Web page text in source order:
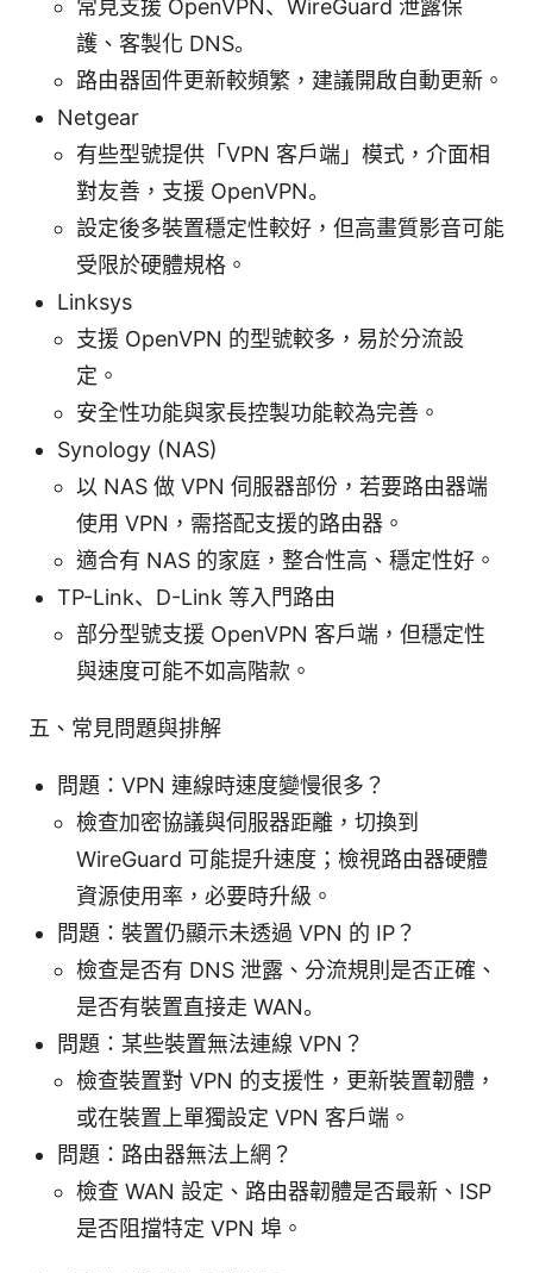
常見支援 OpenVPN、WireGuard 泄露保
護、客製化 DNS。
路由器固件更新較頻繁，建議開啟自動更新。
Netgear
有些型號提供「VPN 客戶端」模式，介面相
對友善，支援 OpenVPN。
設定後多裝置穩定性較好，但高畫質影音可能
受限於硬體規格。
Linksys
支援 OpenVPN 的型號較多，易於分流設
定。
安全性功能與家長控製功能較為完善。
Synology (NAS)
以 NAS 做 VPN 伺服器部份，若要路由器端
使用 VPN，需搭配支援的路由器。
適合有 NAS 的家庭，整合性高、穩定性好。
TP-Link、D-Link 等入門路由
部分型號支援 OpenVPN 客戶端，但穩定性
與速度可能不如高階款。
五、常見問題與排解
問題：VPN 連線時速度變慢很多？
檢查加密協議與伺服器距離，切換到
WireGuard 可能提升速度；檢視路由器硬體
資源使用率，必要時升級。
問題：裝置仍顯示未透過 VPN 的 IP？
檢查是否有 DNS 泄露、分流規則是否正確、
是否有裝置直接走 WAN。
問題：某些裝置無法連線 VPN？
檢查裝置對 VPN 的支援性，更新裝置韌體，
或在裝置上單獨設定 VPN 客戶端。
問題：路由器無法上網？
檢查 WAN 設定、路由器韌體是否最新、ISP
是否阻擋特定 VPN 埠。